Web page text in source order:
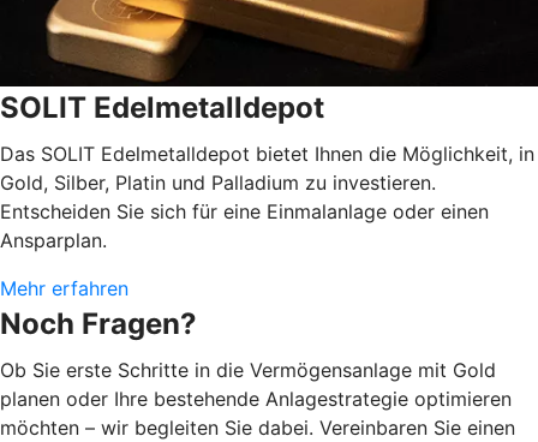
SOLIT Edelmetalldepot
Das SOLIT Edelmetalldepot bietet Ihnen die Möglichkeit, in
Gold, Silber, Platin und Palladium zu investieren.
Entscheiden Sie sich für eine Einmalanlage oder einen
Ansparplan.
Mehr erfahren
Noch Fragen?
Ob Sie erste Schritte in die Vermögensanlage mit Gold
planen oder Ihre bestehende Anlagestrategie optimieren
möchten – wir begleiten Sie dabei. Vereinbaren Sie einen